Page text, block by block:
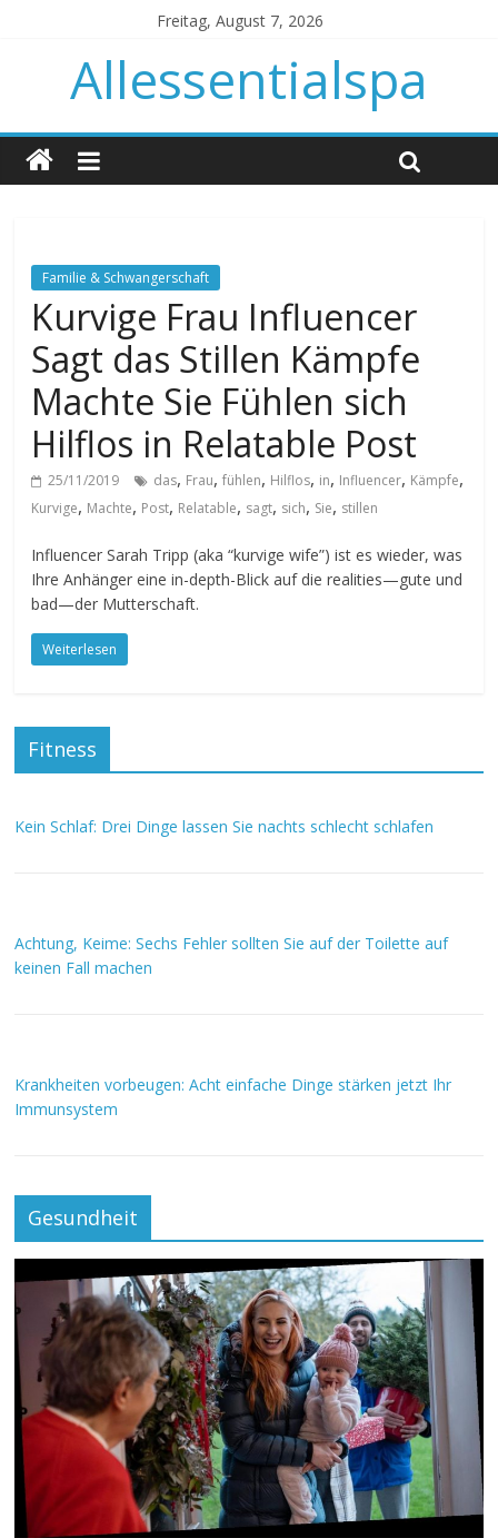
Freitag, August 7, 2026
Allessentialspa
Familie & Schwangerschaft
Kurvige Frau Influencer
Sagt das Stillen Kämpfe
Machte Sie Fühlen sich
Hilflos in Relatable Post
25/11/2019 das, Frau,fühlen, Hilflos, in, Influencer, Kämpfe,
Kurvige, Machte, Post, Relatable, sagt, sich, Sie, stillen
Influencer Sarah Tripp (aka “kurvige wife”) ist es wieder, was
Ihre Anhänger eine in-depth-Blick auf die realities—gute und
bad—der Mutterschaft.
Weiterlesen
Fitness
Kein Schlaf: Drei Dinge lassen Sie nachts schlecht schlafen
Achtung, Keime: Sechs Fehler sollten Sie auf der Toilette auf
keinen Fall machen
Krankheiten vorbeugen: Acht einfache Dinge stärken jetzt Ihr
Immunsystem
Gesundheit